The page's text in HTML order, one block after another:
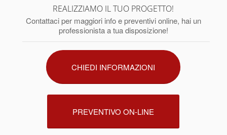
REALIZZIAMO IL TUO PROGETTO!
Contattaci per maggiori info e preventivi online, hai un
professionista a tua disposizione!
CHIEDI INFORMAZIONI
PREVENTIVO ON-LINE